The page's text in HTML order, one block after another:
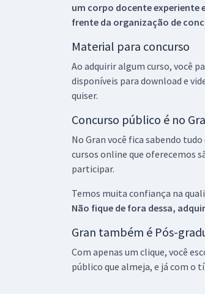
um corpo docente experiente
frente da organização de
Material para concurso
Ao adquirir algum curso, você
disponíveis para download e
quiser.
Concurso público é no
No Gran você fica sabendo
cursos online que oferecemos
participar.
Temos muita confiança na
Não fique de fora dessa,
Gran também é Pós-
Com apenas um clique, você
público que almeja, e já com o